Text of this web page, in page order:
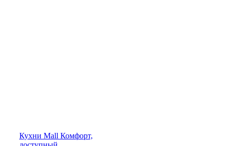
Кухни Mall Комфорт,